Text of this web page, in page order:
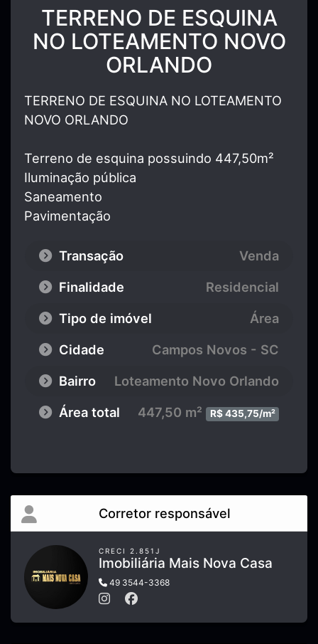
TERRENO DE ESQUINA
NO LOTEAMENTO NOVO
ORLANDO
TERRENO DE ESQUINA NO LOTEAMENTO
NOVO ORLANDO
Terreno de esquina possuindo 447,50m²
Iluminação pública
Saneamento
Pavimentação
Transação
Venda
Finalidade
Residencial
Tipo de imóvel
Área
Cidade
Campos Novos - SC
Bairro
Loteamento Novo Orlando
Área total
447,50 m² R$ 435,75/m²
Corretor responsável
CRECI 2.851J
Imobiliária Mais Nova Casa
49 3544-3368